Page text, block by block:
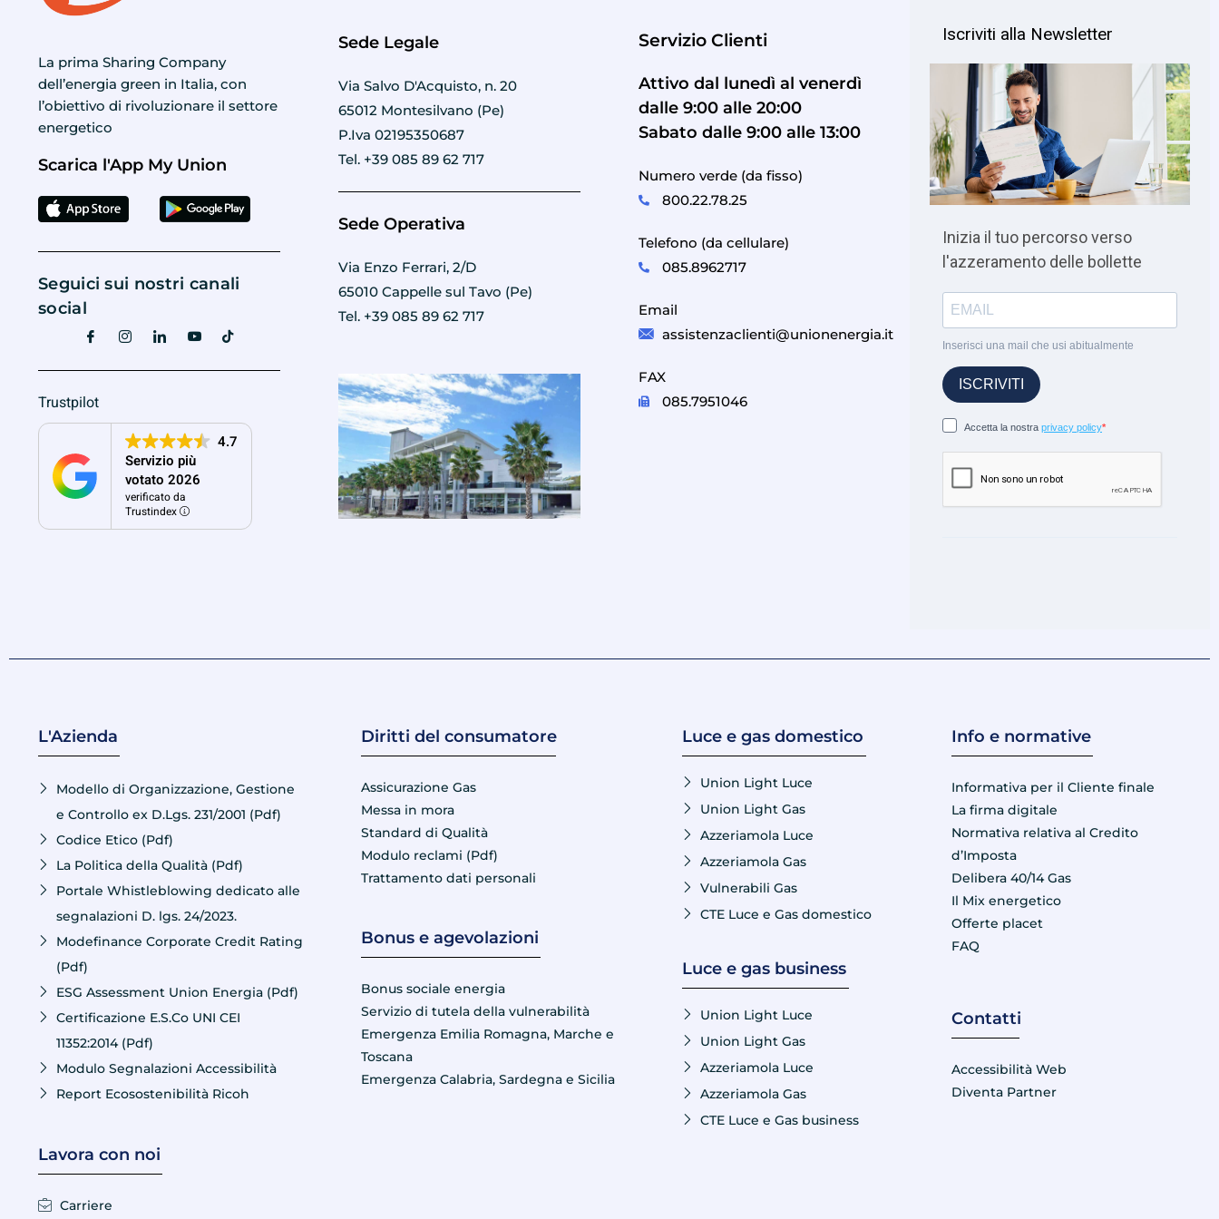
La prima Sharing Company
dell’energia green in Italia, con
l’obiettivo di rivoluzionare il settore
energetico
Scarica l'App My Union
Seguici sui nostri canali
social
Trustpilot
4.7
Servizio più
votato 2026
verificato da
Trustindex
Sede Legale
Via Salvo D'Acquisto, n. 20
65012 Montesilvano (Pe)
P.Iva 02195350687
Tel. +39 085 89 62 717
Sede Operativa
Via Enzo Ferrari, 2/D
65010 Cappelle sul Tavo (Pe)
Tel. +39 085 89 62 717
Servizio Clienti
Attivo dal lunedì al venerdì
dalle 9:00 alle 20:00
Sabato dalle 9:00 alle 13:00
Numero verde (da fisso)
800.22.78.25
Telefono (da cellulare)
085.8962717
Email
assistenzaclienti@unionenergia.it
FAX
085.7951046
L'Azienda
Modello di Organizzazione, Gestione
e Controllo ex D.Lgs. 231/2001 (Pdf)
Codice Etico (Pdf)
La Politica della Qualità (Pdf)
Portale Whistleblowing dedicato alle
segnalazioni D. lgs. 24/2023.
Modefinance Corporate Credit Rating
(Pdf)
ESG Assessment Union Energia (Pdf)
Certificazione E.S.Co UNI CEI
11352:2014 (Pdf)
Modulo Segnalazioni Accessibilità
Report Ecosostenibilità Ricoh
Lavora con noi
Carriere
Diritti del consumatore
Assicurazione Gas
Messa in mora
Standard di Qualità
Modulo reclami (Pdf)
Trattamento dati personali
Bonus e agevolazioni
Bonus sociale energia
Servizio di tutela della vulnerabilità
Emergenza Emilia Romagna, Marche e
Toscana
Emergenza Calabria, Sardegna e Sicilia
Luce e gas domestico
Union Light Luce
Union Light Gas
Azzeriamola Luce
Azzeriamola Gas
Vulnerabili Gas
CTE Luce e Gas domestico
Luce e gas business
Union Light Luce
Union Light Gas
Azzeriamola Luce
Azzeriamola Gas
CTE Luce e Gas business
Info e normative
Informativa per il Cliente finale
La firma digitale
Normativa relativa al Credito
d’Imposta
Delibera 40/14 Gas
Il Mix energetico
Offerte placet
FAQ
Contatti
Accessibilità Web
Diventa Partner